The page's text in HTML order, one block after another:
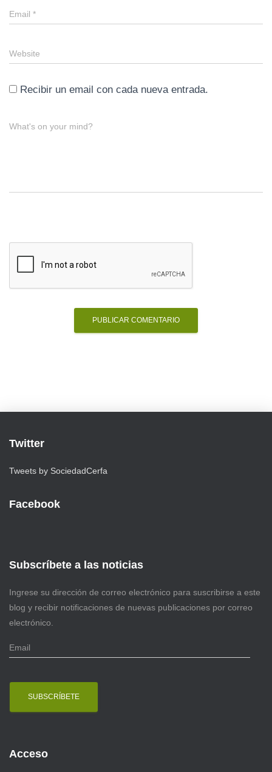
Email *
Website
Recibir un email con cada nueva entrada.
What's on your mind?
Twitter
Tweets by SociedadCerfa
Facebook
Subscríbete a las noticias
Ingrese su dirección de correo electrónico para suscribirse a este
blog y recibir notificaciones de nuevas publicaciones por correo
electrónico.
E
m
Acceso